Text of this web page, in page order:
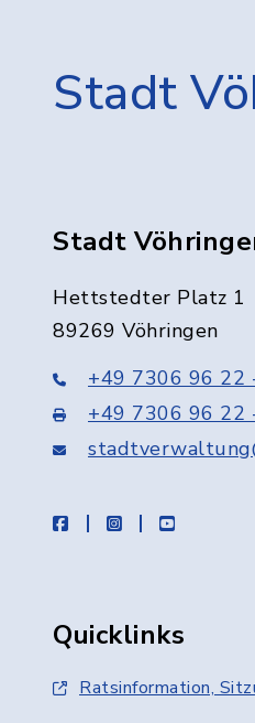
Stadt
Stadt
Hettstedter Platz 1
89269 Vöhringen
+49 7306 96 22
+49 7306 96 22
facebookinstagramyoutube
Quicklinks
Ratsinformation,